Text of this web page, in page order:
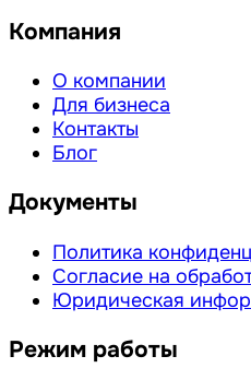
Компания
О компании
Для бизнеса
Контакты
Блог
Документы
Политика
Согласие на
Юридическая
Режим работы